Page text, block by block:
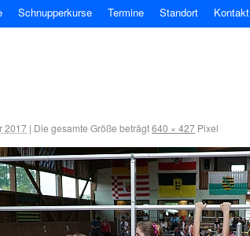
Schnupperkurse Termine Standort Kontakt
2017 | Die gesamte Größe beträgt640 × 427 Pixel